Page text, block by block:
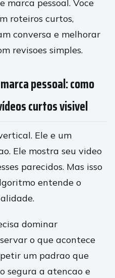
marca pessoal. Voce
roteiros curtos,
conversa e melhorar
revisoes simples.
pessoal: como
curtos visivel
Ele e um
Ele mostra seu video
parecidos. Mas isso
entende o
dominar
o que acontece
um padrao que
segura a atencao e